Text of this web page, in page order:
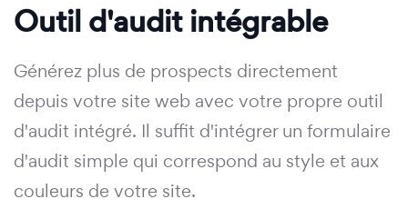
Outil d'audit intégrable
Générez plus de prospects directement
depuis votre site web avec votre propre outil
d'audit intégré. Il suffit d'intégrer un formulaire
d'audit simple qui correspond au style et aux
couleurs de votre site.